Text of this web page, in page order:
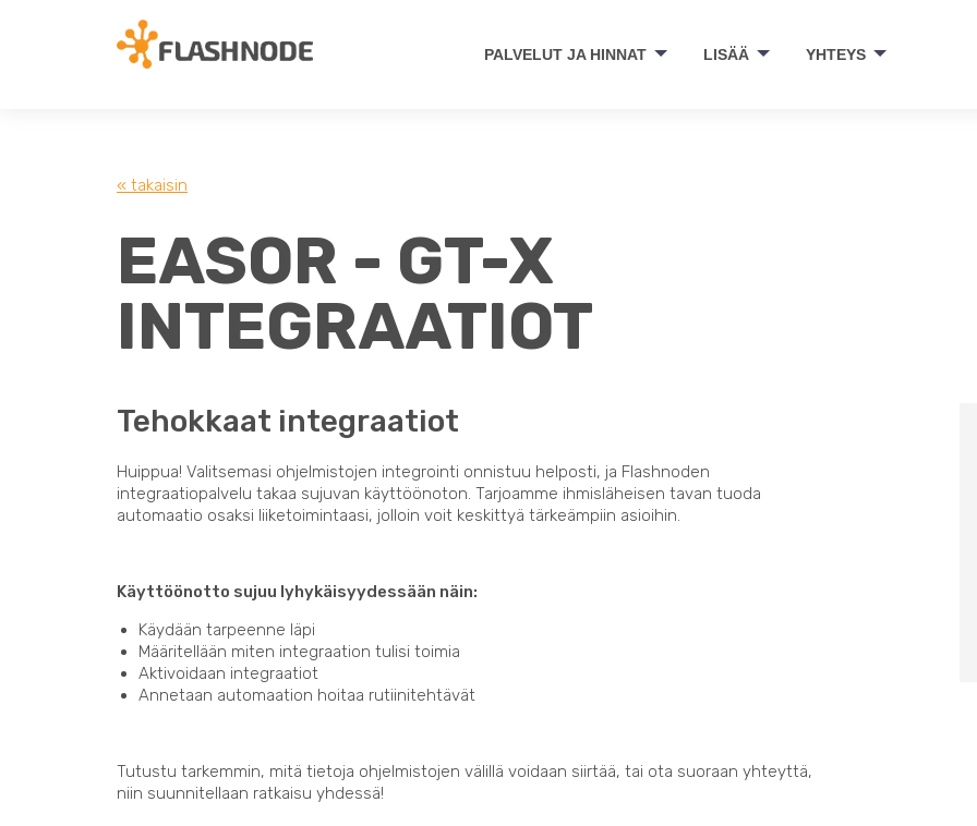
PALVELUT JA HINNAT LISÄÄ YHTEYS
« takaisin
EASOR - GT-X
INTEGRAATIOT
Tehokkaat integraatiot
Huippua! Valitsemasi ohjelmistojen integrointi onnistuu helposti, ja Flashnoden
integraatiopalvelu takaa sujuvan käyttöönoton. Tarjoamme ihmisläheisen tavan tuoda
automaatio osaksi liiketoimintaasi, jolloin voit keskittyä tärkeämpiin asioihin.
Käyttöönotto sujuu lyhykäisyydessään näin:
Käydään tarpeenne läpi
Määritellään miten integraation tulisi toimia
Aktivoidaan integraatiot
Annetaan automaation hoitaa rutiinitehtävät
Tutustu tarkemmin, mitä tietoja ohjelmistojen välillä voidaan siirtää, tai ota suoraan yhteyttä,
niin suunnitellaan ratkaisu yhdessä!